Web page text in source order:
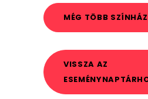
MÉG TÖBB
VISSZA AZ